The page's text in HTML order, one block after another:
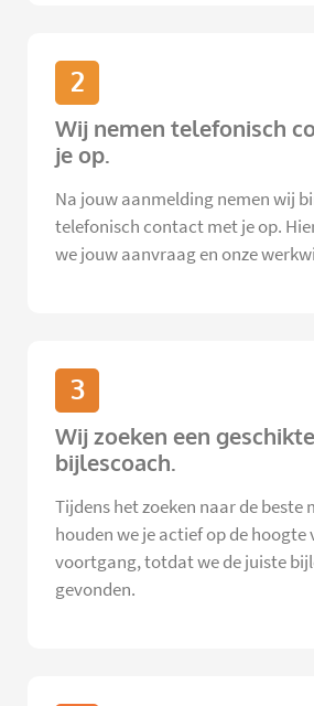
2
Wij nemen telefonisch
je op.
Na jouw aanmelding nemen wij
telefonisch contact met je op.
we jouw aanvraag en onze
3
Wij zoeken een geschikte
bijlescoach.
Tijdens het zoeken naar de beste
houden we je actief op de hoogte
voortgang, totdat we de juiste
gevonden.